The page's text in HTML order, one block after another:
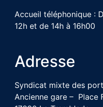
Accueil téléphonique :
12h et de 14h à 16h00
Adresse
Syndicat mixte des
Ancienne gare – Place